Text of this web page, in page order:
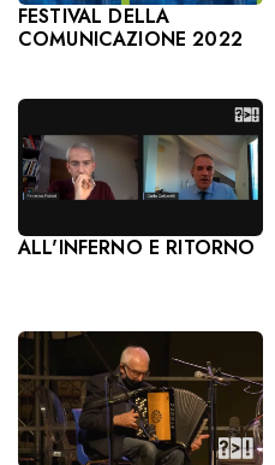
FESTIVAL DELLA
COMUNICAZIONE 2022
ALL'INFERNO E RITORNO